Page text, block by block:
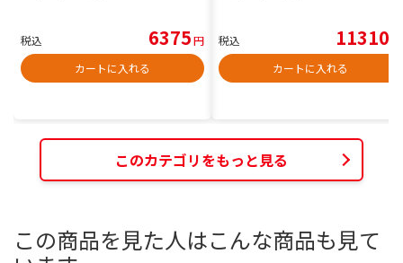
税込 6375円
カートに入れる
税込 11310
カートに入れる
このカテゴリをもっと見る
この商品を見た人はこんな商品も見て